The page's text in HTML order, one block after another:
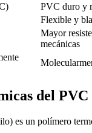
PVC duro y
Flexible y
Mayor
mecánicas
del PVC
es un polímero